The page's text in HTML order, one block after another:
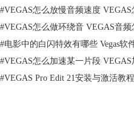
如果上面的两种方法你都不适合，
常的实用，只要预渲染完成，你就
但是在Vegas页面中找不到相关的
点击快捷键“Shift+M”，就会弹出一
匹配的格式分辨率后，点击渲染按
#VEGAS怎么放慢音频速度
#VEGAS怎么做环绕音 VEGAS音频
#电影中的白闪特效有哪些 Vegas
#VEGAS怎么加速某一片段 VEGAS
#VEGAS Pro Edit 21安装与激活教程